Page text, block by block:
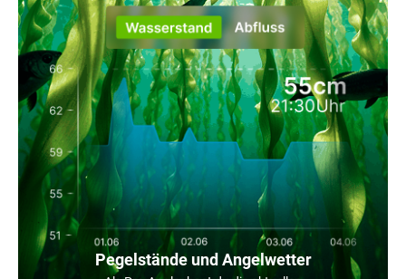
Pegelstände und Angelwetter